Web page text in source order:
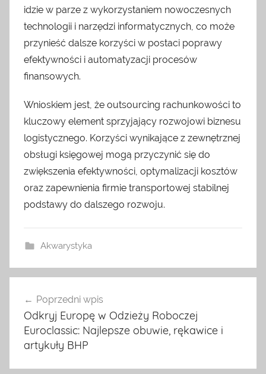
idzie w parze z wykorzystaniem nowoczesnych
technologii i narzędzi informatycznych, co może
przynieść dalsze korzyści w postaci poprawy
efektywności i automatyzacji procesów
finansowych.
Wnioskiem jest, że outsourcing rachunkowości to
kluczowy element sprzyjający rozwojowi biznesu
logistycznego. Korzyści wynikające z zewnętrznej
obsługi księgowej mogą przyczynić się do
zwiększenia efektywności, optymalizacji kosztów
oraz zapewnienia firmie transportowej stabilnej
podstawy do dalszego rozwoju.
Akwarystyka
wpisu
Poprzedni wpis
Odkryj Europę w Odzieży Roboczej
Euroclassic: Najlepsze obuwie, rękawice i
artykuły BHP